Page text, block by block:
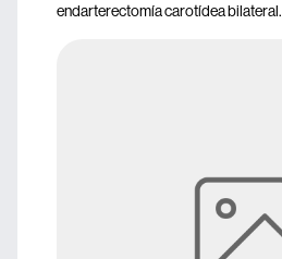
endarterectomía carotídea bilateral.